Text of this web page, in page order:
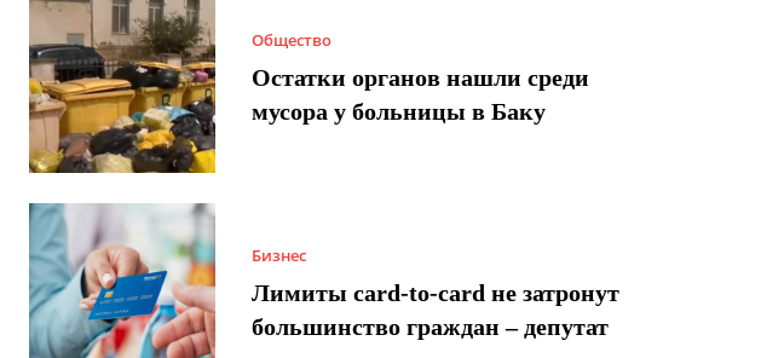
Общество
Остатки органов нашли среди
мусора у больницы в Баку
Бизнес
Лимиты card-to-card не затронут
большинство граждан – депутат